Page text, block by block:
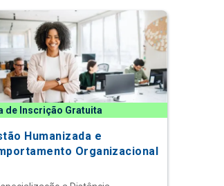
de Inscrição Gratuita
Humanizada e
Organizacional